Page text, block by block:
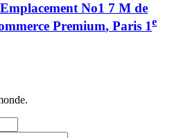
No1 7 M de
Premium, Paris 1e